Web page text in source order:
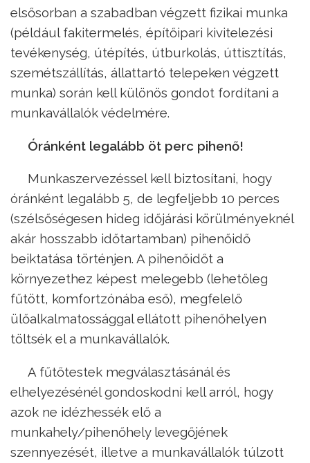
elsősorban a szabadban végzett fizikai munka
(például fakitermelés, építőipari kivitelezési
tevékenység, útépítés, útburkolás, úttisztítás,
szemétszállítás, állattartó telepeken végzett
munka) során kell különös gondot fordítani a
munkavállalók védelmére.
Óránként legalább öt perc pihenő!
Munkaszervezéssel kell biztosítani, hogy
óránként legalább 5, de legfeljebb 10 perces
(szélsőségesen hideg időjárási körülményeknél
akár hosszabb időtartamban) pihenőidő
beiktatása történjen. A pihenőidőt a
környezethez képest melegebb (lehetőleg
fűtött, komfortzónába eső), megfelelő
ülőalkalmatossággal ellátott pihenőhelyen
töltsék el a munkavállalók.
A fűtőtestek megválasztásánál és
elhelyezésénél gondoskodni kell arról, hogy
azok ne idézhessék elő a
munkahely/pihenőhely levegőjének
szennyezését, illetve a munkavállalók túlzott